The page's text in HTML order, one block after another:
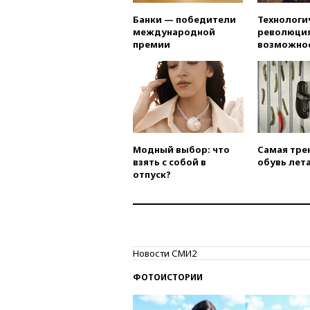
Банки — победители
международной
премии
Модный выбор: что
взять с собой в
отпуск?
Самая
обувь
Новости СМИ2
ФОТОИСТОРИИ